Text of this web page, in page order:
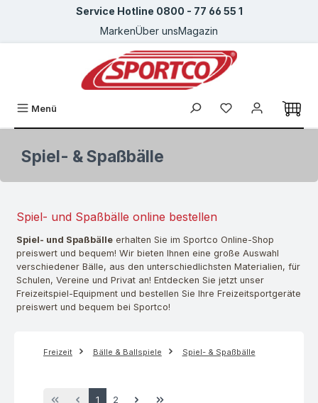
Zum Hauptinhalt springenService Hotline 0800 - 77 66 55 1
MarkenÜber unsMagazin
Menü Du hast 0
Spiel- & Spaßbälle
Spiel- und Spaßbälle online bestellen
Spiel- und Spaßbälle erhalten Sie im Sportco Online-Shop
preiswert und bequem! Wir bieten Ihnen eine große Auswahl
verschiedener Bälle, aus den unterschiedlichsten Materialien, für
Schulen, Vereine und Privat an! Entdecken Sie jetzt unser
Freizeitspiel-Equipment und bestellen Sie Ihre Freizeitsportgeräte
preiswert und bequem bei Sportco!
Freizeit Bälle & Ballspiele Spiel- & Spaßbälle
Seite
1 Seite
2